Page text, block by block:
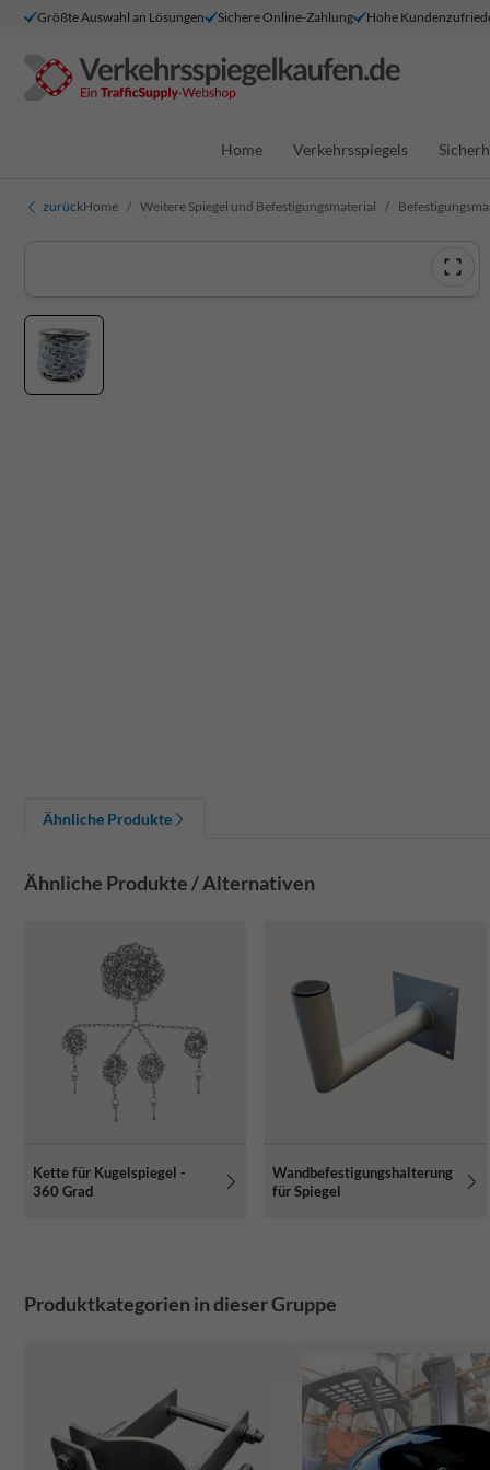
Größte Auswahl an Lösungen Sichere Online-Zahlung Hohe
Home Verkehrsspiegels
zurückHome Weitere Spiegel und Befestigungsmaterial
Ähnliche Produkte
Ähnliche Produkte / Alternativen
Kette für Kugelspiegel -
360 Grad
Wandbefestigungshalterung
für Spiegel
Produktkategorien in dieser Gruppe